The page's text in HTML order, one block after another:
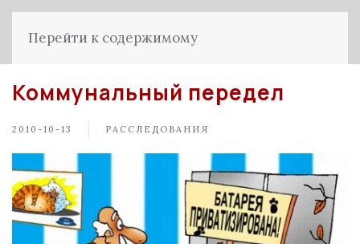
Перейти к содержимому
Коммунальный передел
2010-10-13 РАССЛЕДОВАНИЯ